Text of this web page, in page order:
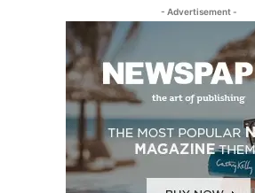
- Advertisement -